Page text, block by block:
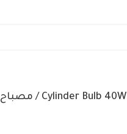
Cylinder Bulb 40W Color:6500K/3000K / مصباح